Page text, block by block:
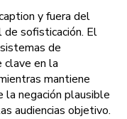
y fuera del
sofisticación. El
de
clave en la
mantiene
la negación plausible
audiencias objetivo.